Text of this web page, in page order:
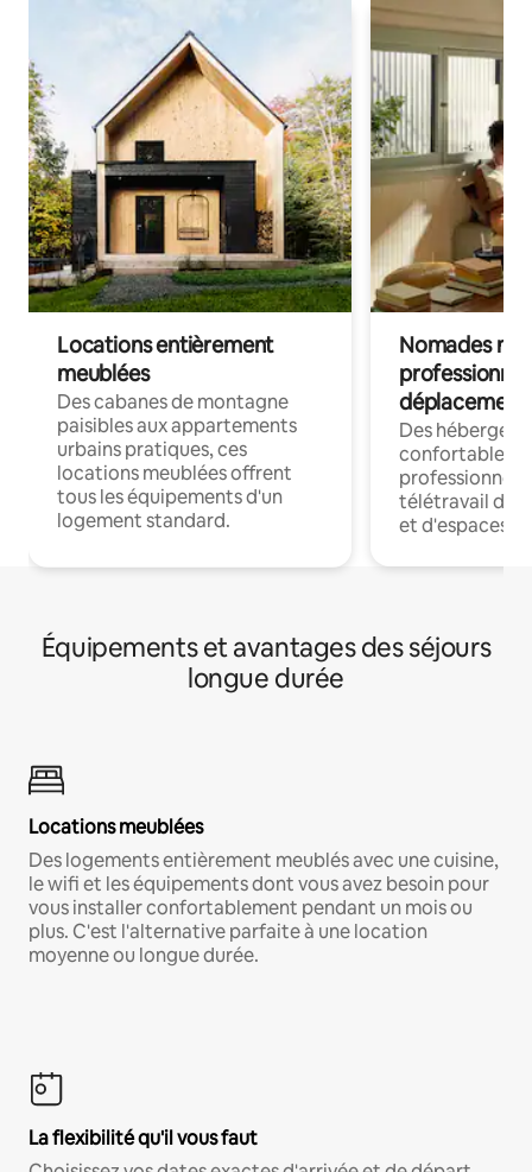
Locations entièrement
meublées
Des cabanes de montagne
paisibles aux appartements
urbains pratiques, ces
locations meublées offrent
tous les équipements d'un
logement standard.
Nomades
déplacement
Des
confortables
professionnels
télétravail
et d'espaces
Équipements et avantages des séjours
longue durée
Locations meublées
Des logements entièrement meublés avec une cuisine,
le wifi et les équipements dont vous avez besoin pour
vous installer confortablement pendant un mois ou
plus. C'est l'alternative parfaite à une location
moyenne ou longue durée.
La flexibilité qu'il vous faut